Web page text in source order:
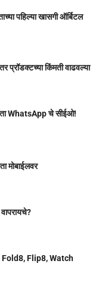
पहिल्या खासगी ऑर्बिटल
किंमती वाढवल्या
WhatsApp चे सीईओ!
मोबाईलवर
Flip8, Watch